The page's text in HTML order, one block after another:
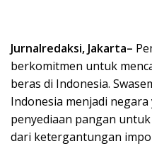
Jurnalredaksi, Jakarta–
berkomitmen untuk
beras di Indonesia.
Indonesia menjadi
penyediaan pangan
dari ketergantungan